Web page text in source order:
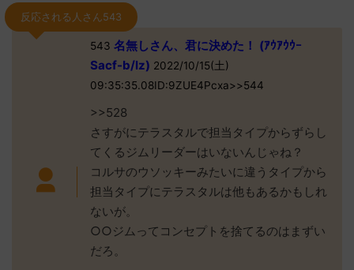
反応される人さん543
543 名無しさん、君に決めた！ (ｱｳｱｳｳｰ
Sacf-b/lz) 2022/10/15(土)
09:35:35.08ID:9ZUE4Pcxa>>544
>>528
さすがにテラスタルで担当タイプからずらし
てくるジムリーダーはいないんじゃね？
コルサのウソッキーみたいに違うタイプから
担当タイプにテラスタルは他もあるかもしれ
ないが。
○○ジムってコンセプトを捨てるのはまずい
だろ。